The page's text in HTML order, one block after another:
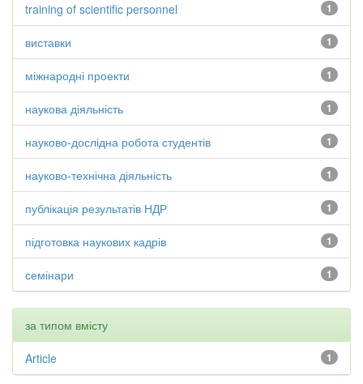
1
training of scientific personnel
1
виставки
1
міжнародні проекти
1
наукова діяльність
1
науково-дослідна робота студентів
1
науково-технічна діяльність
1
публікація результатів НДР
1
підготовка наукових кадрів
1
семінари
за типом вмісту
1
Article